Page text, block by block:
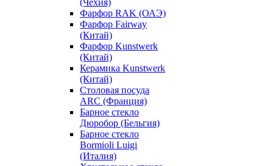
Фарфор RAK (ОАЭ)
Фарфор Fairway
(Китай)
Фарфор Kunstwerk
(Китай)
Керамика Kunstwerk
(Китай)
Столовая посуда
ARC (Франция)
Барное стекло
Дюробор (Бельгия)
Барное стекло
Bormioli Luigi
(Италия)